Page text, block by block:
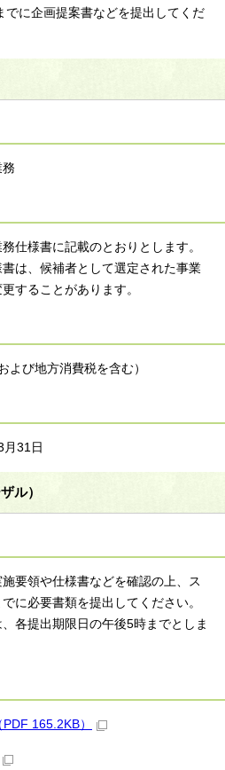
に企画提案書などを提出してくだ
仕様書に記載のとおりとします。
は、候補者として選定された事業
することがあります。
び地方消費税を含む）
31日
ル）
要領や仕様書などを確認の上、ス
に必要書類を提出してください。
各提出期限日の午後5時までとしま
165.2KB）